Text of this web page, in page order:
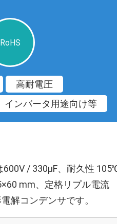
RoHS
高耐電圧
インバータ用途向け等
600V / 330µF、耐久性
mm、定格リプル電流
解コンデンサです。